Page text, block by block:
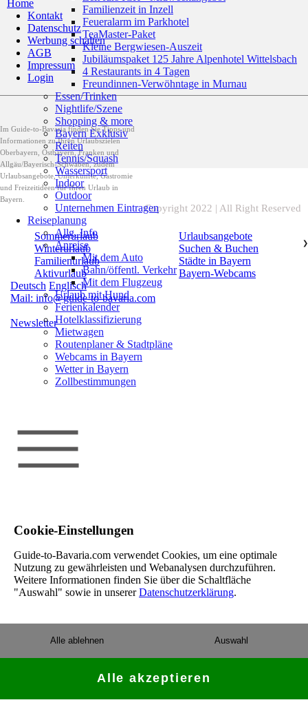
Home
Kontakt
Datenschutz
Werbung schalten
AGB
Impressum
Login
Im Guide-to-Bavaria finden Sie Tipps und
Informationen zu Ihren Urlaubszielen
Oberbayern, Ostbayern, Franken und
Allgäu/Bayerisch-Schwaben, zudem
Urlaubsangebote, Unterkünfte, Gastromie
und Freizeitideen für Ihren Urlaub in
Bayern.
Sommerurlaub
Winterurlaub
Familienurlaub
Aktivurlaub
Urlaubsangebote
Suchen & Buchen
Städte in Bayern
Bayern-Webcams
Deutsch Englisch
Mail: info@guide-to-bavaria.com
Newsletter
Copyright 2022 | All Right Reserved
Familienzeit in Inzell
Feueralarm im Parkhotel
TeaMaster-Paket
Kleine Bergwiesen-Auszeit
Jubiläumspaket 125 Jahre Alpenhotel Wittelsbach
4 Restaurants in 4 Tagen
Freundinnen-Verwöhntage in Murnau
Essen/Trinken
Nightlife/Szene
Shopping & more
Bayern Exklusiv
Reiten
Tennis/Squash
Wassersport
Indoor
Outdoor
Unternehmen Eintragen
Reiseplanung
Allg. Info
Anreise
❯
Mit dem Auto
Bahn/öffentl. Verkehr
Mit dem Flugzeug
Urlaub mit Hund
Ferienkalender
Hotelklassifizierung
Mietwagen
Routenplaner & Stadtpläne
Webcams in Bayern
Wetter in Bayern
Zollbestimmungen
Cookie-Einstellungen
Guide-to-Bavaria.com verwendet Cookies, um eine optimale
Nutzung zu gewährleisten und Webanalysen durchzuführen.
Weitere Informationen finden Sie über die Schaltfläche
"Auswahl" sowie in unsererDatenschutzerklärung.
Auswahl
Alle ablehnen
Alle akzeptieren